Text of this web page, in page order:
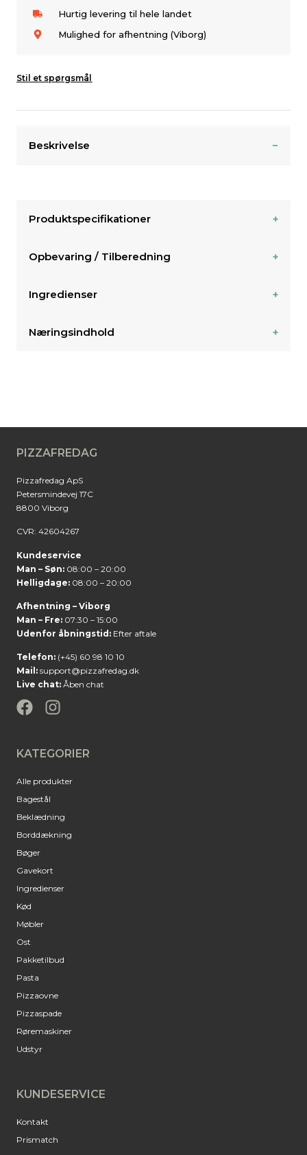
Hurtig levering til hele landet
Mulighed for afhentning (Viborg)
Stil et spørgsmål
Beskrivelse
Produktspecifikationer
Opbevaring / Tilberedning
Ingredienser
Næringsindhold
PIZZAFREDAG
Pizzafredag ApS
Petersmindevej 17C
8800 Viborg
CVR: 42604267
Kundeservice
Man – Søn: 08:00 – 20:00
Helligdage: 08:00 – 20:00
Afhentning – Viborg
Man – Fre: 07:30 – 15:00
Udenfor åbningstid: Efter aftale
Telefon: (+45) 60 98 10 10
Mail: support@pizzafredag.dk
Live chat: Åben chat
KATEGORIER
Alle produkter
Bagestål
Beklædning
Borddækning
Bøger
Gavekort
Ingredienser
Kød
Møbler
Ost
Pakketilbud
Pasta
Pizzaovne
Pizzaspade
Røremaskiner
Udstyr
KUNDESERVICE
Kontakt
Prismatch